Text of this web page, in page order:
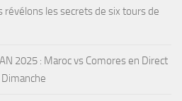
révélons les secrets de six tours de
2025 : Maroc vs Comores en Direct